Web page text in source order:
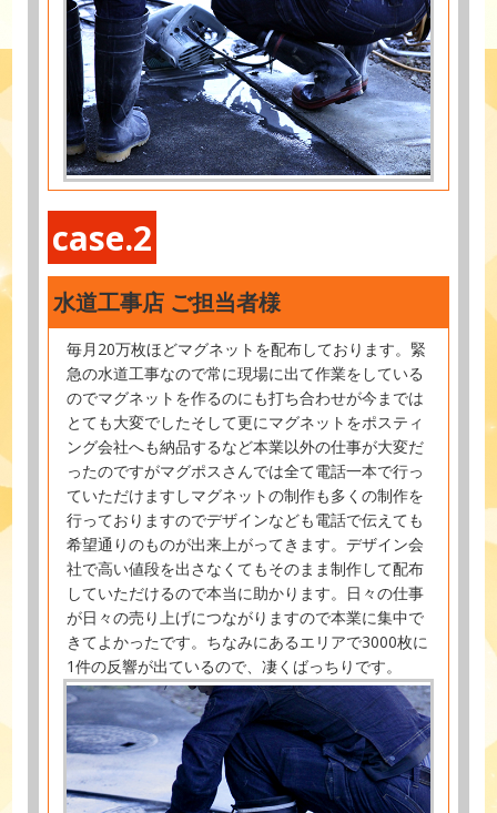
case.2
水道工事店 ご担当者様
毎月20万枚ほどマグネットを配布しております。緊
急の水道工事なので常に現場に出て作業をしている
のでマグネットを作るのにも打ち合わせが今までは
とても大変でしたそして更にマグネットをポスティ
ング会社へも納品するなど本業以外の仕事が大変だ
ったのですがマグポスさんでは全て電話一本で行っ
ていただけますしマグネットの制作も多くの制作を
行っておりますのでデザインなども電話で伝えても
希望通りのものが出来上がってきます。デザイン会
社で高い値段を出さなくてもそのまま制作して配布
していただけるので本当に助かります。日々の仕事
が日々の売り上げにつながりますので本業に集中で
きてよかったです。ちなみにあるエリアで3000枚に
1件の反響が出ているので、凄くばっちりです。